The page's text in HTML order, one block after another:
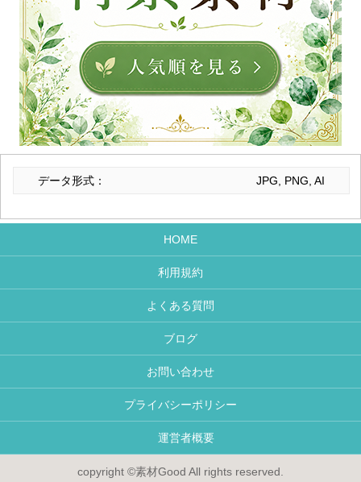
データ形式： JPG, PNG, AI
HOME
利用規約
よくある質問
ブログ
お問い合わせ
プライバシーポリシー
運営者概要
copyright ©素材Good All rights reserved.